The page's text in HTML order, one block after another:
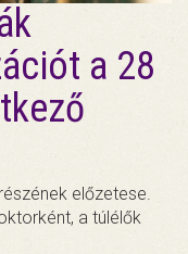
a 28
előzetese.
a túlélők